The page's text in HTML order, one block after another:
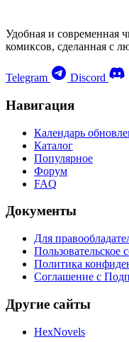
Удобная и современная
комиксов, сделанная с
Telegram Discord
Навигация
Календарь
Каталог
Популярное
Форум
FAQ
Документы
Для
Пользовательское
Политика
Соглашение с
Другие сайты
HexNovels